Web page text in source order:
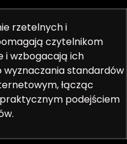
rzetelnych i
czytelnikom
i wzbogacają ich
wyznaczania standardów
łącząc
podejściem